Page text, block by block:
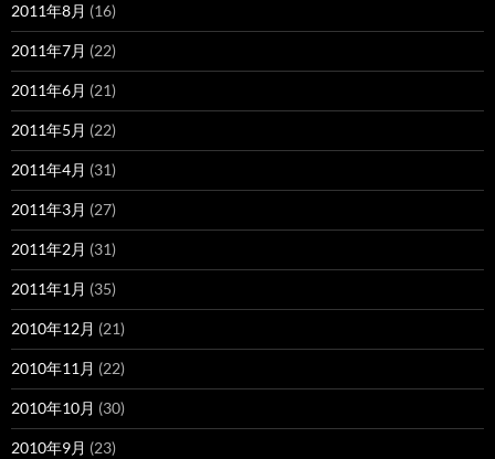
2011年8月 (16)
2011年7月 (22)
2011年6月 (21)
2011年5月 (22)
2011年4月 (31)
2011年3月 (27)
2011年2月 (31)
2011年1月 (35)
2010年12月 (21)
2010年11月 (22)
2010年10月 (30)
2010年9月 (23)